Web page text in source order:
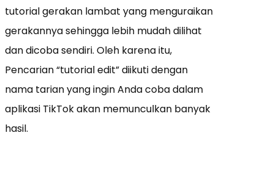
tutorial gerakan lambat yang menguraikan
gerakannya sehingga lebih mudah dilihat
dan dicoba sendiri. Oleh karena itu,
Pencarian “tutorial edit” diikuti dengan
nama tarian yang ingin Anda coba dalam
aplikasi TikTok akan memunculkan banyak
hasil.